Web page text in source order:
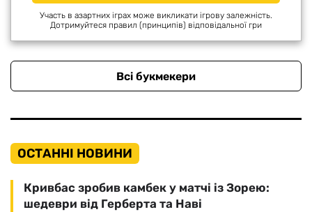
Участь в азартних іграх може викликати ігрову залежність.
Дотримуйтеся правил (принципів) відповідальної гри
Всі букмекери
ОСТАННІ НОВИНИ
Кривбас зробив камбек у матчі із Зорею:
шедеври від Герберта та Наві